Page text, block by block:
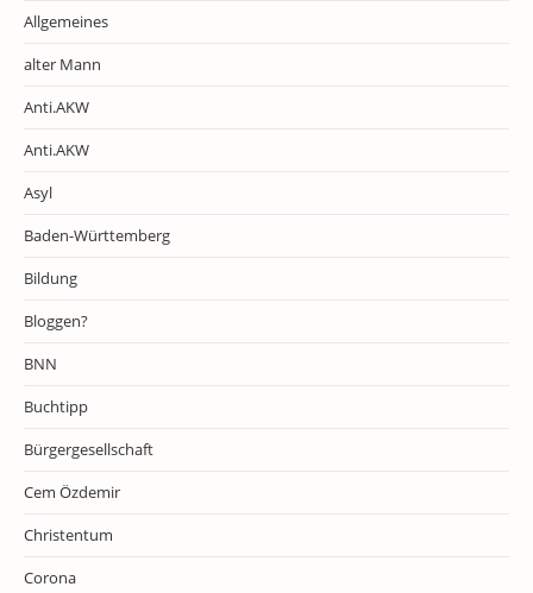
Allgemeines
alter Mann
Anti.AKW
Anti.AKW
Asyl
Baden-Württemberg
Bildung
Bloggen?
BNN
Buchtipp
Bürgergesellschaft
Cem Özdemir
Christentum
Corona